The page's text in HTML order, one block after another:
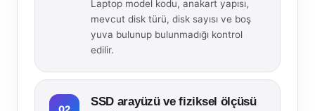
Laptop model kodu, anakart yapısı,
mevcut disk türü, disk sayısı ve boş
yuva bulunup bulunmadığı kontrol
edilir.
SSD arayüzü ve fiziksel ölçüsü